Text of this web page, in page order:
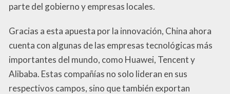
parte del gobierno y empresas locales.
Gracias a esta apuesta por la innovación, China ahora
cuenta con algunas de las empresas tecnológicas más
importantes del mundo, como Huawei, Tencent y
Alibaba. Estas compañías no solo lideran en sus
respectivos campos, sino que también exportan